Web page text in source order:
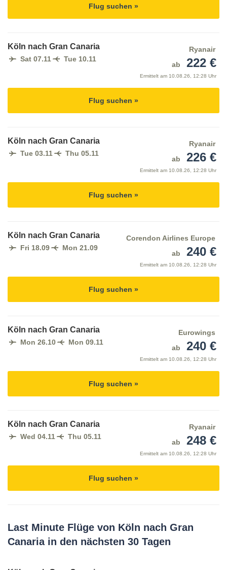
Flug suchen »
Köln nach Gran Canaria
Sat 07.11 Tue 10.11
Ryanair
ab
222 €
Ermittelt am 10.08.26, 12:28 Uhr
Flug suchen »
Köln nach Gran Canaria
Tue 03.11 Thu 05.11
Ryanair
ab
226 €
Ermittelt am 10.08.26, 12:28 Uhr
Flug suchen »
Köln nach Gran Canaria
Fri 18.09 Mon 21.09
Corendon Airlines Europe
ab
240 €
Ermittelt am 10.08.26, 12:28 Uhr
Flug suchen »
Köln nach Gran Canaria
Mon 26.10 Mon 09.11
Eurowings
ab
240 €
Ermittelt am 10.08.26, 12:28 Uhr
Flug suchen »
Köln nach Gran Canaria
Wed 04.11 Thu 05.11
Ryanair
ab
248 €
Ermittelt am 10.08.26, 12:28 Uhr
Flug suchen »
Last Minute Flüge von Köln nach Gran
Canaria in den nächsten 30 Tagen